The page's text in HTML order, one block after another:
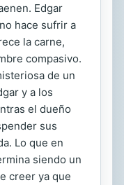
Edgar
hace sufrir a
la carne,
compasivo.
de un
y a los
el dueño
sus
Lo que en
siendo un
creer ya que